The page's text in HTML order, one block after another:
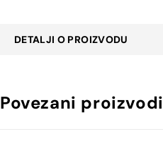
DETALJI O PROIZVODU
Povezani proizvodi